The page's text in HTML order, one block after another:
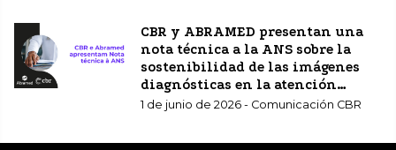
CBR y ABRAMED presentan una
nota técnica a la ANS sobre la
sostenibilidad de las imágenes
diagnósticas en la atención
sanitaria complementaria.
1 de junio de 2026 - Comunicación CBR